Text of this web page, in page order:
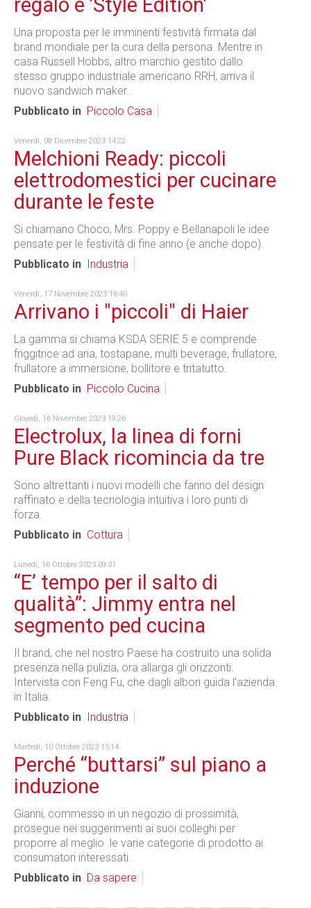
regalo è 'Style Edition'
Una proposta per le imminenti festività firmata dal
brand mondiale per la cura della persona. Mentre in
casa Russell Hobbs, altro marchio gestito dallo
stesso gruppo industriale americano RRH, arriva il
nuovo sandwich maker..
Pubblicato in Piccolo Casa
Venerdì, 08 Dicembre 2023 14:22
Melchioni Ready: piccoli
elettrodomestici per cucinare
durante le feste
Si chiamano Choco, Mrs. Poppy e Bellanapoli le idee
pensate per le festività di fine anno (e anche dopo).
Pubblicato in
Industria
Venerdì, 17 Novembre 2023 16:40
Arrivano i "piccoli" di Haier
La gamma si chiama KSDA SERIE 5 e comprende
friggitrice ad aria, tostapane, multi beverage, frullatore,
frullatore a immersione, bollitore e tritatutto.
Pubblicato in Piccolo Cucina
Giovedì, 16 Novembre 2023 19:26
Electrolux, la linea di forni
Pure Black ricomincia da tre
Sono altrettanti i nuovi modelli che fanno del design
raffinato e della tecnologia intuitiva i loro punti di
forza.
Pubblicato in Cottura
Lunedì, 16 Ottobre 2023 09:31
“E’ tempo per il salto di
qualità”: Jimmy entra nel
segmento ped cucina
Il brand, che nel nostro Paese ha costruito una solida
presenza nella pulizia, ora allarga gli orizzonti.
Intervista con Feng Fu, che dagli albori guida l’azienda
in Italia.
Pubblicato in
Industria
Martedì, 10 Ottobre 2023 15:14
Perché “buttarsi” sul piano a
induzione
Gianni, commesso in un negozio di prossimità,
prosegue nei suggerimenti ai suoi colleghi per
proporre al meglio le varie categorie di prodotto ai
consumatori interessati.
Pubblicato in Da sapere